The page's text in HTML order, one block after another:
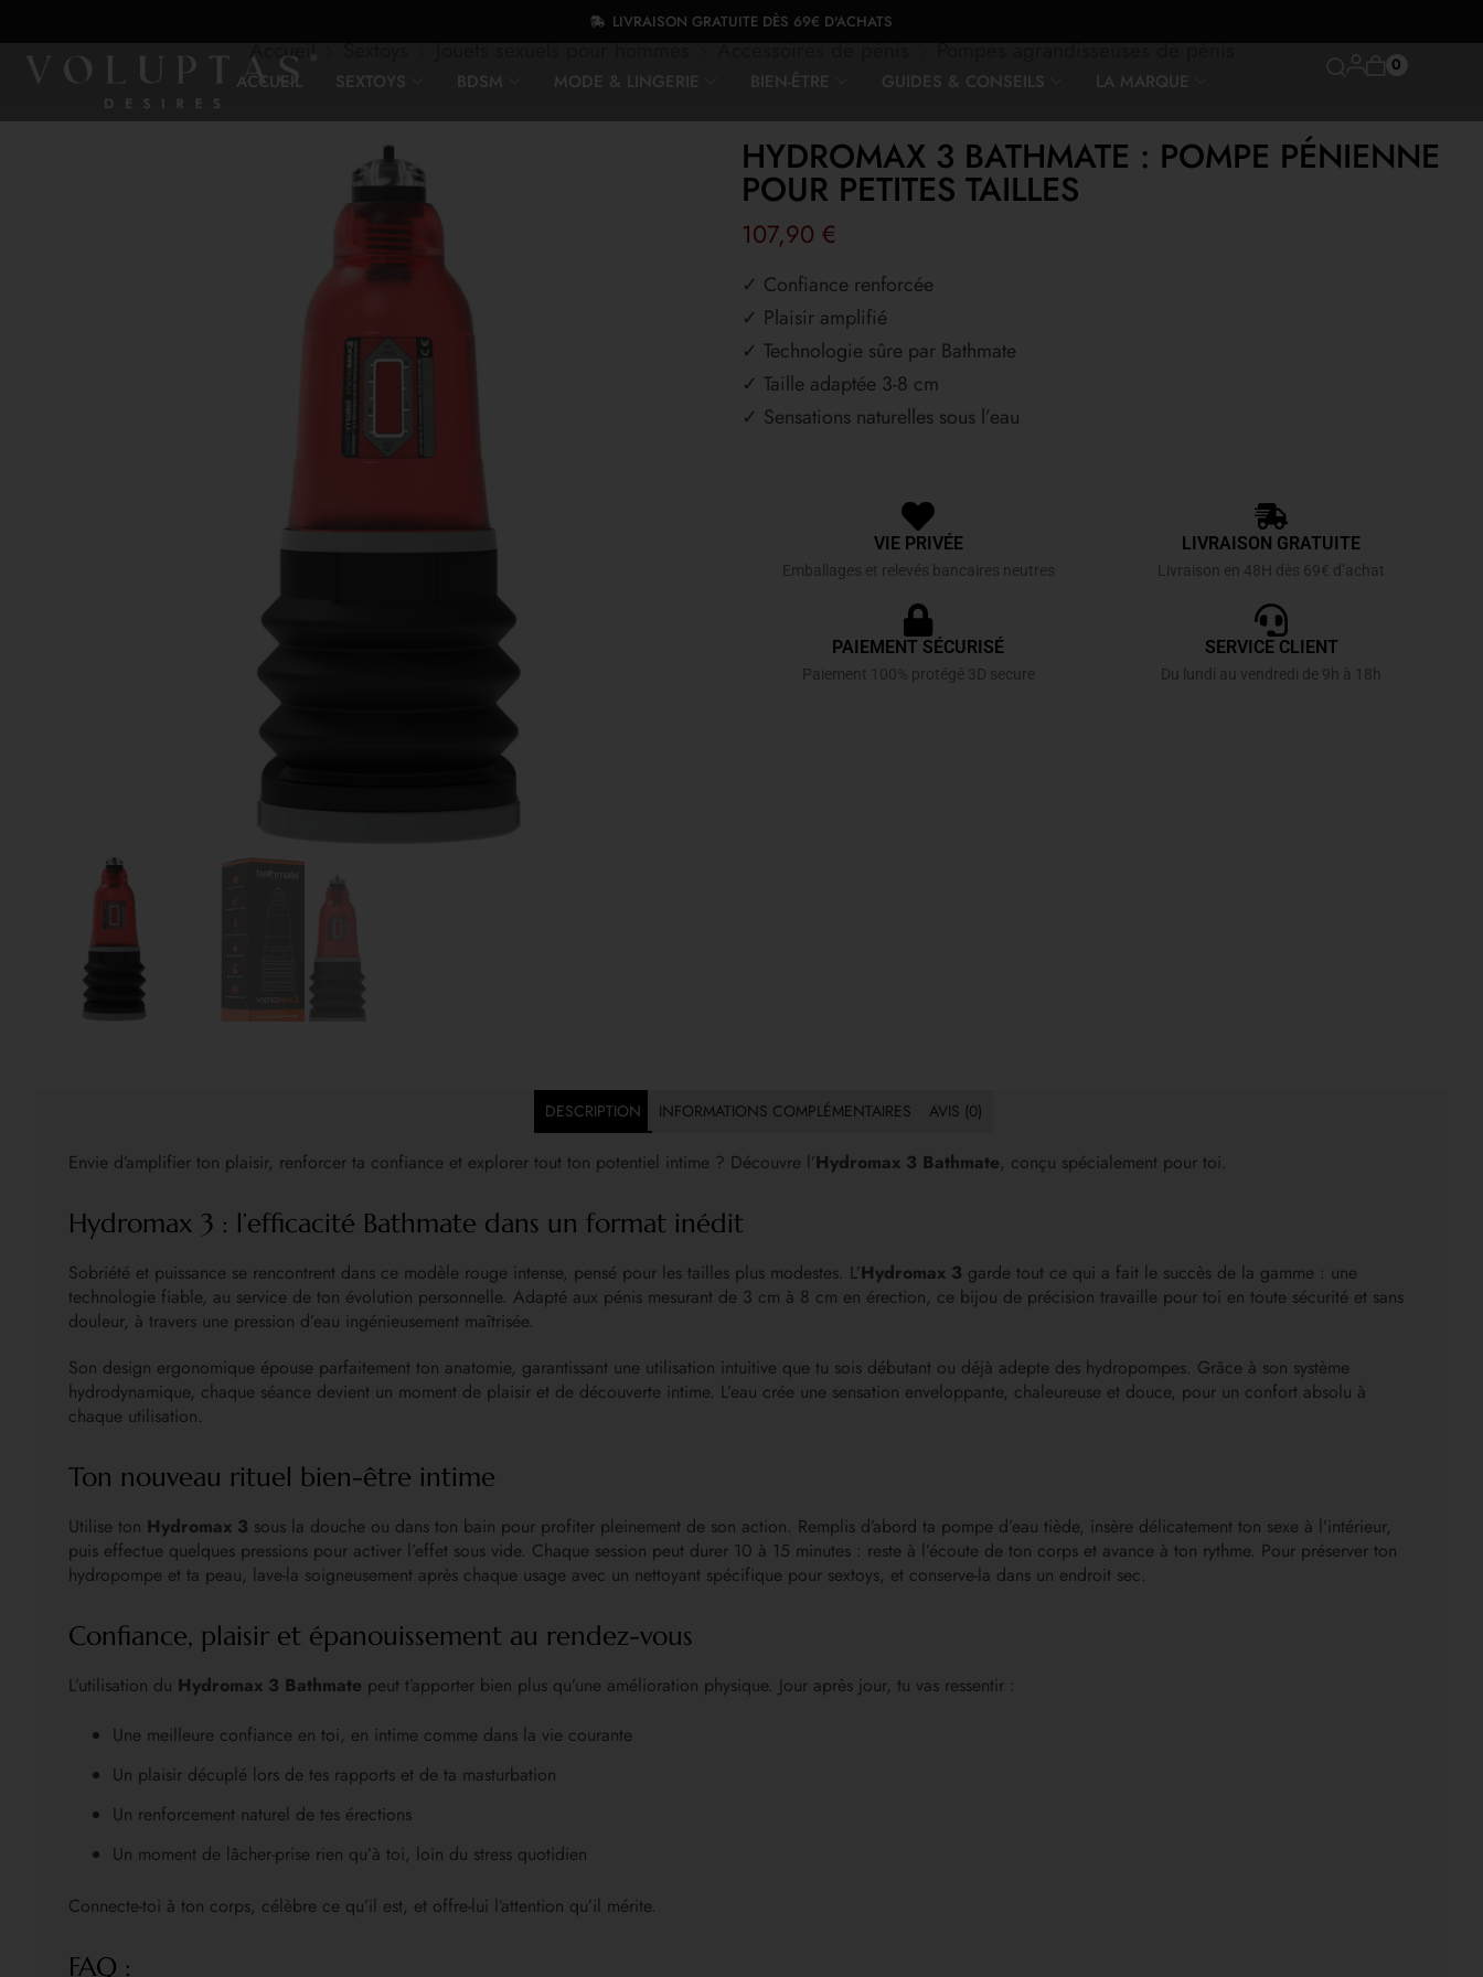
LIVRAISON GRATUITE DÈS 69€ D'ACHATS
ACCUEIL SEXTOYS BDSM MODE & LINGERIE BIEN-ÊTRE GUIDES & CONSEILS LA MARQUE
0
Accueil
HYDROMAX 3 BATHMATE : POMPE PÉNIENNE
POUR PETITES TAILLES
107,90 €
✓ Confiance renforcée
✓ Plaisir amplifié
✓ Technologie sûre par Bathmate
✓ Taille adaptée 3-8 cm
✓ Sensations naturelles sous l’eau
VIE PRIVÉE
Emballages et relevés bancaires neutres
LIVRAISON GRATUITE
Livraison en 48H dès 69€ d’achat
PAIEMENT SÉCURISÉ
Paiement 100% protégé 3D secure
SERVICE CLIENT
Du lundi au vendredi de 9h à 18h
DESCRIPTION INFORMATIONS COMPLÉMENTAIRES AVIS (0)
Envie d’amplifier ton plaisir, renforcer ta confiance et explorer tout ton potentiel intime ? Découvre l’Hydromax 3 Bathmate, conçu spécialement pour toi.
Hydromax 3 : l’efficacité Bathmate dans un format inédit
Sobriété et puissance se rencontrent dans ce modèle rouge intense, pensé pour les tailles plus modestes. L’Hydromax 3 garde tout ce qui a fait le succès de la gamme : une
technologie fiable, au service de ton évolution personnelle. Adapté aux pénis mesurant de 3 cm à 8 cm en érection, ce bijou de précision travaille pour toi en toute sécurité et sans
douleur, à travers une pression d’eau ingénieusement maîtrisée.
Son design ergonomique épouse parfaitement ton anatomie, garantissant une utilisation intuitive que tu sois débutant ou déjà adepte des hydropompes. Grâce à son système
hydrodynamique, chaque séance devient un moment de plaisir et de découverte intime. L’eau crée une sensation enveloppante, chaleureuse et douce, pour un confort absolu à
chaque utilisation.
Ton nouveau rituel bien-être intime
Utilise ton Hydromax 3 sous la douche ou dans ton bain pour profiter pleinement de son action. Remplis d’abord ta pompe d’eau tiède, insère délicatement ton sexe à l’intérieur,
puis effectue quelques pressions pour activer l’effet sous vide. Chaque session peut durer 10 à 15 minutes : reste à l’écoute de ton corps et avance à ton rythme. Pour préserver ton
hydropompe et ta peau, lave-la soigneusement après chaque usage avec un nettoyant spécifique pour sextoys, et conserve-la dans un endroit sec.
Confiance, plaisir et épanouissement au rendez-vous
L’utilisation du Hydromax 3 Bathmate peut t’apporter bien plus qu’une amélioration physique. Jour après jour, tu vas ressentir :
Une meilleure confiance en toi, en intime comme dans la vie courante
Un plaisir décuplé lors de tes rapports et de ta masturbation
Un renforcement naturel de tes érections
Un moment de lâcher-prise rien qu’à toi, loin du stress quotidien
Connecte-toi à ton corps, célèbre ce qu’il est, et offre-lui l’attention qu’il mérite.
FAQ :